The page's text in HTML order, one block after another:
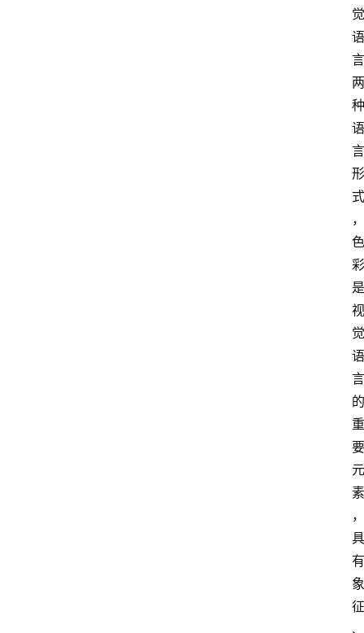
觉
语
言
两
种
语
言
形
式
，
色
彩
是
视
觉
语
言
的
重
要
元
素
，
具
有
象
征
、